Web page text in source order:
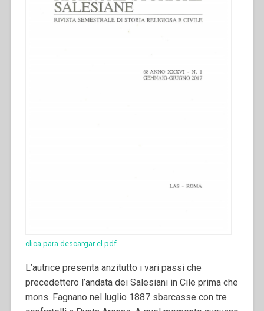
clica para descargar el pdf
L’autrice presenta anzitutto i vari passi che
precedettero l’andata dei Salesiani in Cile prima che
mons. Fagnano nel luglio 1887 sbarcasse con tre